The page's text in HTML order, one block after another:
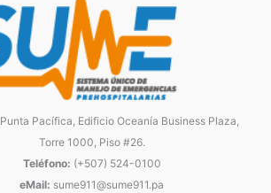
Punta Pacífica, Edificio Oceanía Business Plaza,
Torre 1000, Piso #26.
Teléfono: (+507) 524-0100
eMail: sume911@sume911.pa